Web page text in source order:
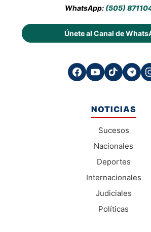
WhatsApp: (505)
Únete al Canal de
NOTICIAS
Sucesos
Nacionales
Deportes
Internacionales
Judiciales
Políticas